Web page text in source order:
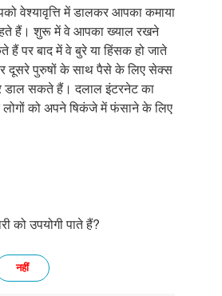
वेश्यावृत्ति में डालकर आपका कमाया
हैं। शुरू में वे आपका ख्याल रखने
पर बाद में वे बुरे या हिंसक हो जाते
दूसरे पुरुषों के साथ पैसे के लिए सेक्स
डाल सकते हैं। दलाल इंटरनेट का
को अपने षिकंजे में फंसाने के लिए
को उपयोगी पाते हैं?
नहीं